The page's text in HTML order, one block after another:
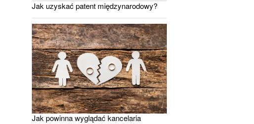
Jak uzyskać patent międzynarodowy?
Jak powinna wyglądać kancelaria